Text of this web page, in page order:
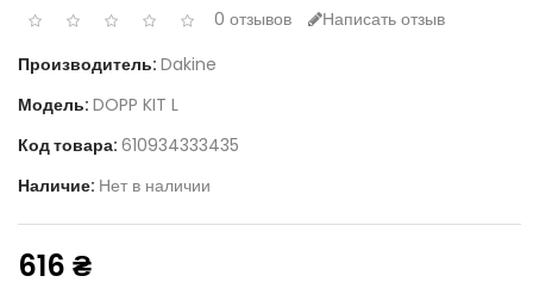
0 отзывов
Написать отзыв
Производитель: Dakine
Модель: DOPP KIT L
Код товара: 610934333435
Наличие: Нет в наличии
616 ₴